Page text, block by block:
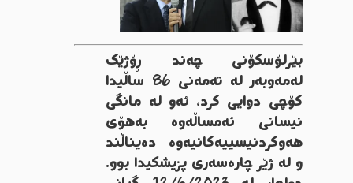
بێرلۆسکۆنی چەند
ڕۆژێک
لەمەوبەر لە تەمەنی 86 ساڵیدا
کۆچی دوایی کرد، ئەو لە مانگی
نیسانی
ئەمساڵەوە
بەهۆی
هەوکردنیسییەکانیەوە دەیناڵند
و لە ژێر چارەسەری پزیشکیدا بوو.